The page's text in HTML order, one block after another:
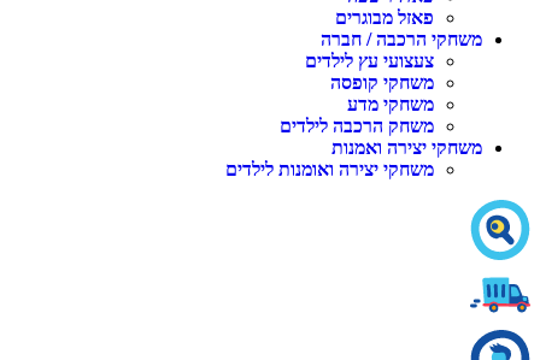
פאזל מבוגרים
משחקי הרכבה / חברה
צעצועי עץ לילדים
משחקי קופסה
משחקי מדע
משחק הרכבה לילדים
משחקי יצירה ואמנות
משחקי יצירה ואומנות לילדים